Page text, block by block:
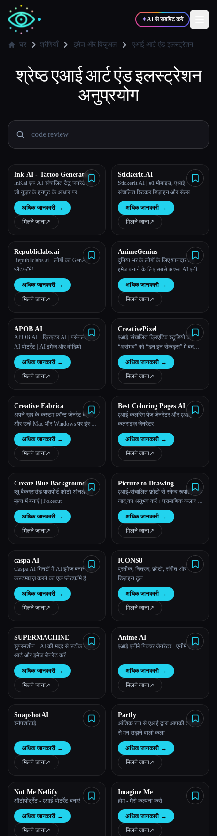
✦AI से सबमिट करें
✍️लेखक 🎨डिज़ाइनर
📈
🎓 विद्यार्थी
ब्लॉग
टूल्स की तुलना करें
हमारे बारे में
Esc
घर श्रेणियाँ इमेज और विज़ुअल एआई आर्ट एंड इलस्ट्रेशन
श्रेष्ठएआई आर्ट एंड इलस्ट्रेशन
अनुप्रयोग
Ink AI - Tattoo Generator
InKai एक AI-संचालित टैटू जनरेटर है,
जो यूज़र के इनपुट के आधार पर
वैयक्तिकृत टैटू डिज़ाइन बनाता है।
अधिक जानकारी →
मिलने जाना↗︎
StickerIt.AI
StickerIt.AI | #1 मोबाइल, एआई-
संचालित स्टिकर डिज़ाइन और सेल्स
सॉल्यूशन
अधिक जानकारी →
मिलने जाना↗︎
Republiclabs.ai
Republiclabs.ai - लोगों का GenAI
प्लैटफ़ॉर्म!
अधिक जानकारी →
मिलने जाना↗︎
AnimeGenius
दुनिया भर के लोगों के लिए शानदार AI
इमेज बनाने के लिए सबसे अच्छा AI एनीमे
जनरेटर।
अधिक जानकारी →
मिलने जाना↗︎
APOB AI
APOB.AI - क्रिएटर AI | पर्सनलाइज्ड
AI पोर्ट्रेट | AI इमेज और वीडियो
अधिक जानकारी →
मिलने जाना↗︎
CreativePixel
एआई-संचालित क्रिएटिव स्टूडियो जो
“असंभव” को “डन इन सेकंड्स” में बदल
देता है।
अधिक जानकारी →
मिलने जाना↗︎
Creative Fabrica
अपने खुद के कस्टम फ़ॉन्ट जेनरेट करने
और उन्हें Mac और Windows पर इंस्टॉल
करने योग्य फॉर्मेट में डाउनलोड करने के
लिए पहला AI टूल
अधिक जानकारी →
मिलने जाना↗︎
Best Coloring Pages AI
एआई कलरिंग पेज जेनरेटर और एआई
कलराइज़ जेनरेटर
अधिक जानकारी →
मिलने जाना↗︎
Create Blue Background
Passport Photo with Pokecut
ब्लू बैकग्राउंड पासपोर्ट फ़ोटो ऑनलाइन
मुफ़्त में बनाएँ | Pokecut
अधिक जानकारी →
मिलने जाना↗︎
Picture to Drawing
एआई-संचालित फ़ोटो से स्केच रूपांतरण के
जादू का अनुभव करें। प्रामाणिक कलात्मक
शैलियों और अविश्वसनीय विवरण को
सुरक्षित रखकर किसी भी तस्वीर को
चित्रकारी में बदलें।
अधिक जानकारी →
मिलने जाना↗︎
caspa AI
Caspa AI मिनटों में AI इमेज बनाने और
कस्टमाइज़ करने का एक प्लेटफ़ॉर्म है
अधिक जानकारी →
मिलने जाना↗︎
ICONS8
प्रतीक, चित्रण, फ़ोटो, संगीत और
डिज़ाइन टूल
अधिक जानकारी →
मिलने जाना↗︎
SUPERMACHINE
सुपरमशीन - AI की मदद से स्टॉक फ़ोटो,
आर्ट और इमेज जेनरेट करें
अधिक जानकारी →
मिलने जाना↗︎
Anime AI
एआई एनीमे पिक्चर जेनरेटर - एनीमे एआई
अधिक जानकारी →
मिलने जाना↗︎
SnapshotAI
स्नैपशॉटाई
अधिक जानकारी →
मिलने जाना↗︎
Partly
आंशिक रूप से एआई द्वारा आपकी तस्वीरों
से मन उड़ाने वाली कला
अधिक जानकारी →
मिलने जाना↗︎
Not Me Netlify
ऑटोपोर्ट्रेट - एआई पोर्ट्रेट बनाएं
अधिक जानकारी →
मिलने जाना↗︎
Imagine Me
होम - मेरी कल्पना करो
अधिक जानकारी →
मिलने जाना↗︎